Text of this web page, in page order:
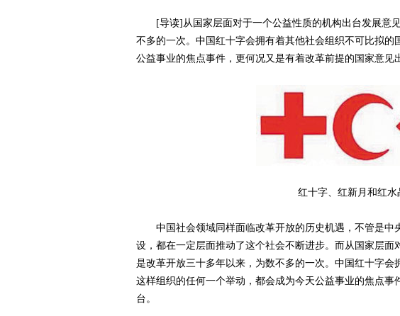
[导读]从国家层面对于一个公益性质的机构出台发展意
不多的一次。中国红十字会拥有着其他社会组织不可比拟
公益事业的焦点事件，更何况又是有着改革前提的国家意见
红十字、红新月和红水
中国社会领域同样面临改革开放的历史机遇，不管是中
设，都在一定层面推动了这个社会不断进步。而从国家层
是改革开放三十多年以来，为数不多的一次。中国红十字会
这样组织的任何一个举动，都会成为今天公益事业的焦点事
台。